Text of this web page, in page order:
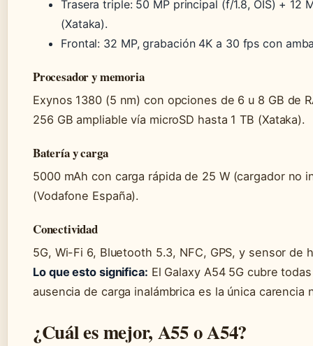
Trasera triple: 50 MP principal (f/1.8, OIS) + 12
(Xataka).
Frontal: 32 MP, grabación 4K a 30 fps con
Procesador y memoria
Exynos 1380 (5 nm) con opciones de 6 u 8 GB de
256 GB ampliable vía microSD hasta 1 TB (Xataka).
Batería y carga
5000 mAh con carga rápida de 25 W (cargador no
(Vodafone España).
Conectividad
5G, Wi-Fi 6, Bluetooth 5.3, NFC, GPS, y sensor de
Lo que esto significa: El Galaxy A54 5G cubre
ausencia de carga inalámbrica es la única
¿Cuál es mejor, A55 o A54?